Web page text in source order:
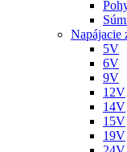
Napájacie
5V
6V
9V
12V
14V
15V
19V